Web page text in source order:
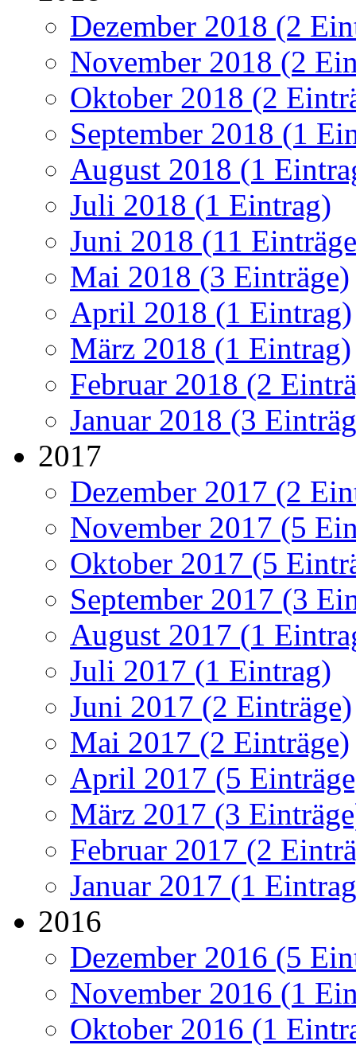
Dezember 2018 (2
November 2018 (2
Oktober 2018 (2
September 2018 (1
August 2018 (1
Juli 2018 (1 Eintrag)
Juni 2018 (11
Mai 2018 (3 Einträge)
April 2018 (1 Eintrag)
März 2018 (1 Eintrag)
Februar 2018 (2
Januar 2018 (3
2017
Dezember 2017 (2
November 2017 (5
Oktober 2017 (5
September 2017 (3
August 2017 (1
Juli 2017 (1 Eintrag)
Juni 2017 (2 Einträge)
Mai 2017 (2 Einträge)
April 2017 (5
März 2017 (3
Februar 2017 (2
Januar 2017 (1
2016
Dezember 2016 (5
November 2016 (1
Oktober 2016 (1